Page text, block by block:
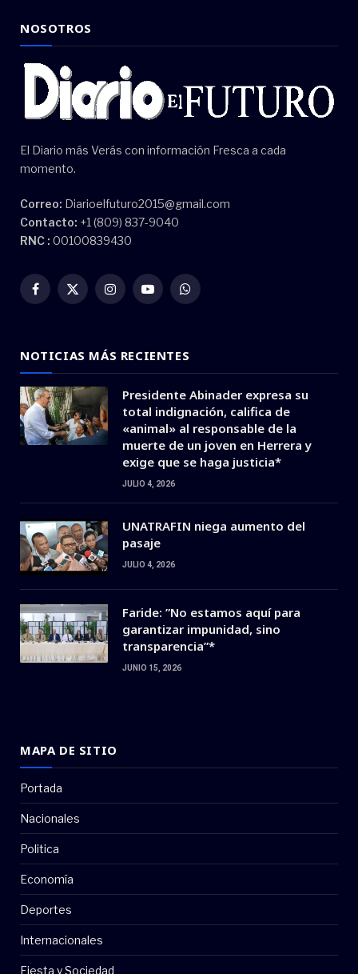
NOSOTROS
El Diario más Verás con información Fresca a cada
momento.
Correo: Diarioelfuturo2015@gmail.com
Contacto: +1 (809) 837-9040
RNC : 00100839430
Facebook
X
InstagramYouTubeWhatsApp
NOTICIAS MÁS RECIENTES
Presidente Abinader expresa su
total indignación, califica de
«animal» al responsable de la
muerte de un joven en Herrera y
exige que se haga justicia*
JULIO 4, 2026
UNATRAFIN niega aumento del
pasaje
JULIO 4, 2026
Faride: ”No estamos aquí para
garantizar impunidad, sino
transparencia”*
JUNIO 15, 2026
MAPA DE SITIO
Portada
Nacionales
Politica
Economía
Deportes
Internacionales
Fiesta y Sociedad